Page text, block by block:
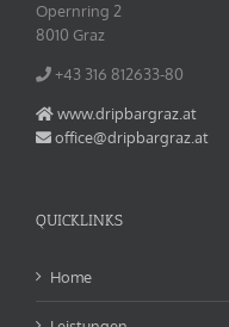
Opernring 2
8010 Graz
+43 316 812633‬-80
www.dripbargraz.at
office@dripbargraz.at
QUICKLINKS
Home